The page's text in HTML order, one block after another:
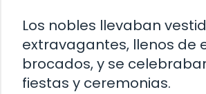
Los nobles llevaban
extravagantes, llenos de
brocados, y se
fiestas y ceremonias.